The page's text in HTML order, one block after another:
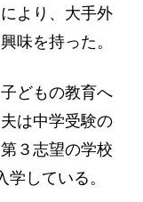
より、大手外
味を持った。
どもの教育へ
は中学受験の
３志望の学校
している。